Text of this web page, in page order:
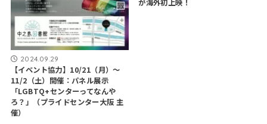
2024.09.29
【イベント協力】10/21（月）～
11/2（土）開催：パネル展示
「LGBTQ+センターってなんや
ろ？」（プライドセンター大阪 主
催）
が海外初上映！